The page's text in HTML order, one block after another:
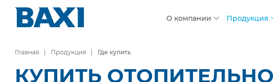
О компании Продукция
Главная Продукция Где купить
КУПИТЬ